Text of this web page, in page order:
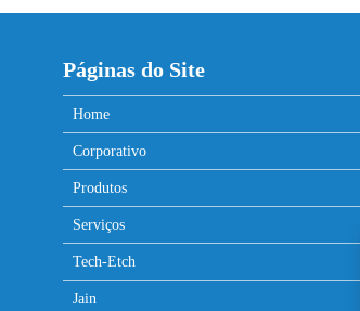
Páginas do Site
Home
Corporativo
Produtos
Serviços
Tech-Etch
Jain